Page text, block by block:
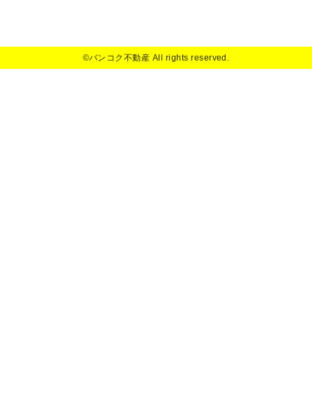
©バンコク不動産 All rights reserved.